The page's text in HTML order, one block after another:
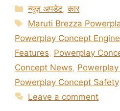
Categories
न्यूज़ अपडेट,कार
Tags
Maruti Brezza
Powerplay Concept Engine
Features, Powerplay
Concept News,
Powerplay Concept Safety
Leave a comment